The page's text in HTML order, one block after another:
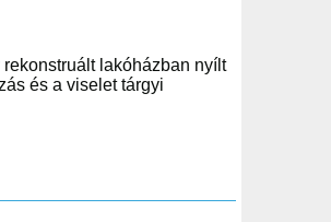
lakóházban nyílt
és a viselet tárgyi